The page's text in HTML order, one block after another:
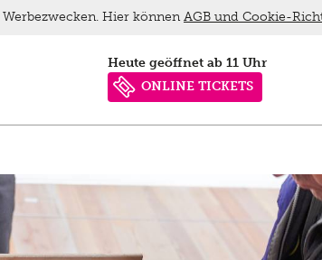
heute geöffnet ab 11 Uhr
ONLINE TICKETS
Hier könnenAGB und Cookie-